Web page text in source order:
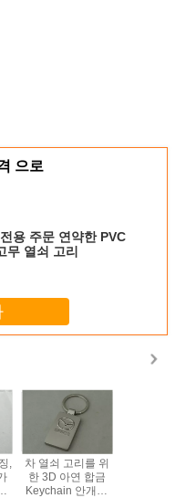
으로
용 주문 연약한 PVC
무 열쇠 고리
,
차 열쇠 고리를 위
한 3D 아연 합금
Keychain 안개가